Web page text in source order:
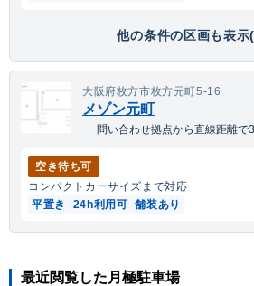
他の条件の区画も表示
大阪府枚方市枚方元町5-16
メゾン元町
問い合わせ拠点から直線距離で
空き待ち可
コンパクトカーサイズまで対応
平置き
24h利用可 舗装あり
最近閲覧した月極駐車場